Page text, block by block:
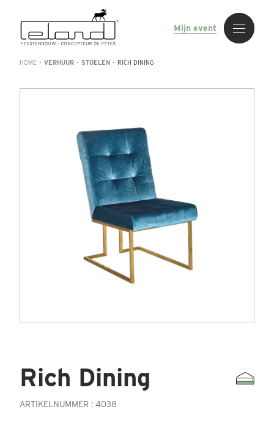
Mijn event
HOME • VERHUUR • STOELEN • RICH DINING
Rich Dining
ARTIKELNUMMER : 4038